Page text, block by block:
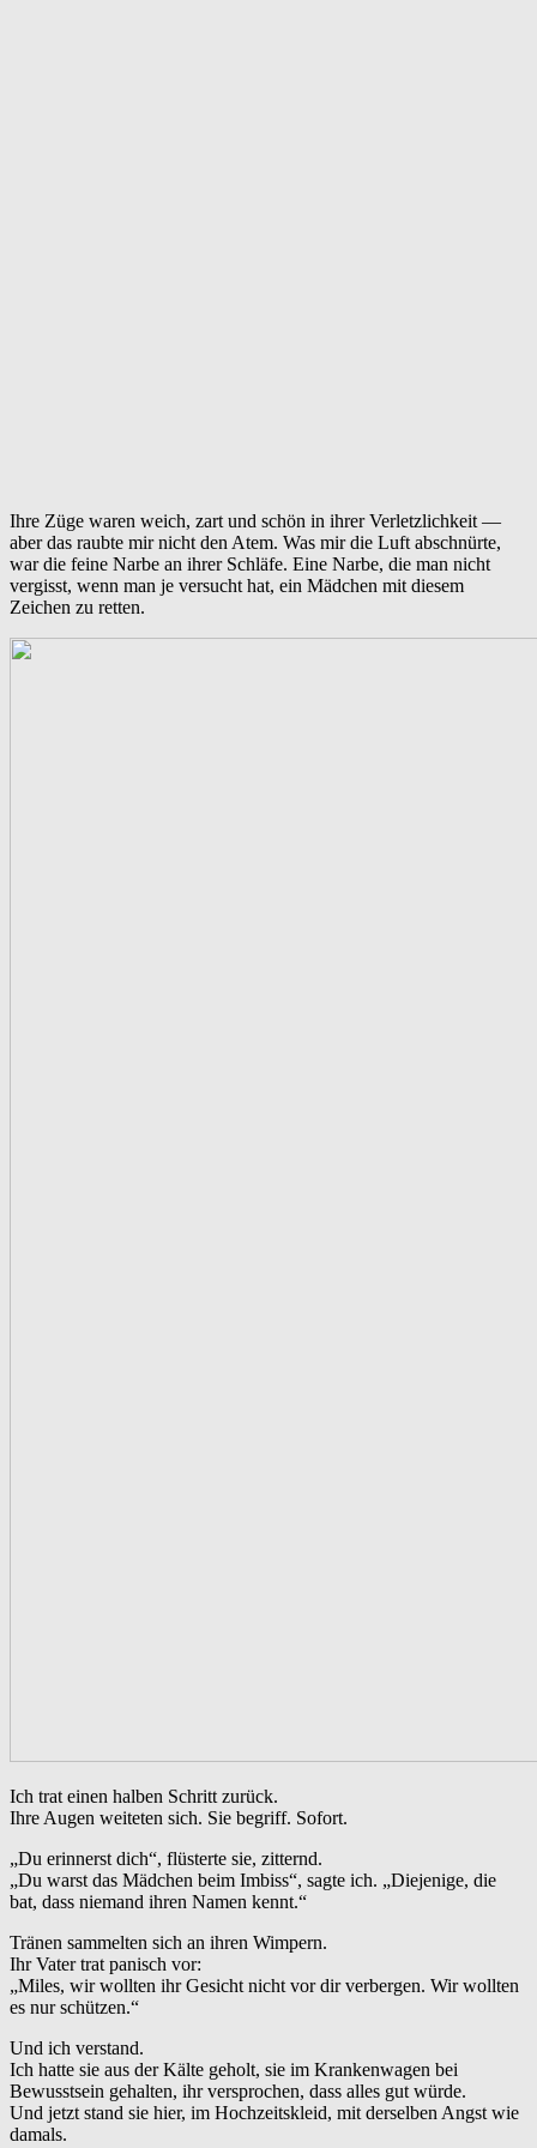
Ihre Züge waren weich, zart und schön in ihrer Verletzlichkeit —
aber das raubte mir nicht den Atem. Was mir die Luft abschnürte,
war die feine Narbe an ihrer Schläfe. Eine Narbe, die man nicht
vergisst, wenn man je versucht hat, ein Mädchen mit diesem
Zeichen zu retten.
Ich trat einen halben Schritt zurück.
Ihre Augen weiteten sich. Sie begriff. Sofort.
„Du erinnerst dich“, flüsterte sie, zitternd.
„Du warst das Mädchen beim Imbiss“, sagte ich. „Diejenige, die
bat, dass niemand ihren Namen kennt.“
Tränen sammelten sich an ihren Wimpern.
Ihr Vater trat panisch vor:
„Miles, wir wollten ihr Gesicht nicht vor dir verbergen. Wir wollten
es nur schützen.“
Und ich verstand.
Ich hatte sie aus der Kälte geholt, sie im Krankenwagen bei
Bewusstsein gehalten, ihr versprochen, dass alles gut würde.
Und jetzt stand sie hier, im Hochzeitskleid, mit derselben Angst wie
damals.